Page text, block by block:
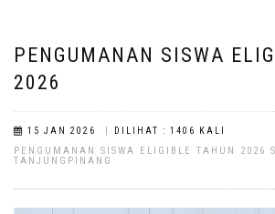
PENGUMANAN SISWA
2026
15 JAN 2026 | DILIHAT : 1406 KALI
PENGUMANAN SISWA ELIGIBLE TAHUN 2026
TANJUNGPINANG